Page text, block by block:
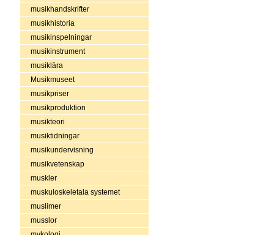
musikhandskrifter
musikhistoria
musikinspelningar
musikinstrument
musiklära
Musikmuseet
musikpriser
musikproduktion
musikteori
musiktidningar
musikundervisning
musikvetenskap
muskler
muskuloskeletala systemet
muslimer
musslor